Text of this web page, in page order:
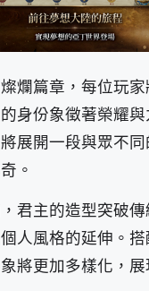
爛篇章，每位玩
身份象徵著榮耀
展開一段與眾不
。
君主的造型突破
人風格的延伸。
將更加多樣化，展